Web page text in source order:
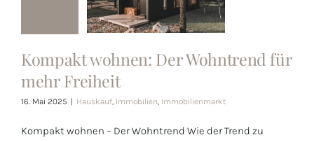
Kompakt
wohnen: Der
Wohntrend für
mehr Freiheit
Kompakt wohnen: Der Wohntrend für
mehr Freiheit
16. Mai 2025 Hauskauf, Immobilien, Immobilienmarkt
Kompakt wohnen – Der Wohntrend Wie der Trend zu